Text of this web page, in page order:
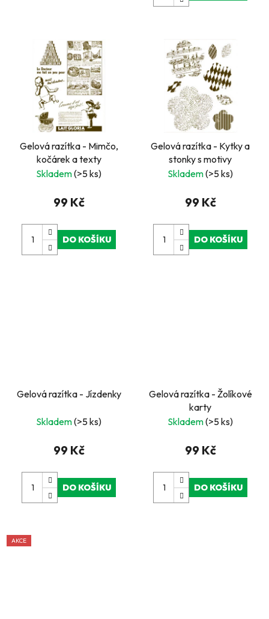
Gelová razítka - Mimčo,
kočárek a texty
Skladem(>5 ks)
99 Kč
DO KOŠÍKU
Gelová razítka - Kytky a
stonky s motivy
Skladem(>5 ks)
99 Kč
DO KOŠÍKU
Gelová razítka - Jízdenky
Skladem(>5 ks)
99 Kč
DO KOŠÍKU
Gelová razítka - Žolíkové
karty
Skladem(>5 ks)
99 Kč
DO KOŠÍKU
AKCE